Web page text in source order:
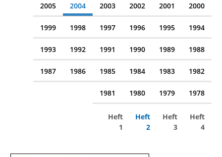
2005 2004 2003 2002 2001 2000
1999 1998 1997 1996 1995 1994
1993 1992 1991 1990 1989 1988
1987 1986 1985 1984 1983 1982
1981 1980 1979 1978
Heft
1
Heft
2
Heft
3
Heft
4